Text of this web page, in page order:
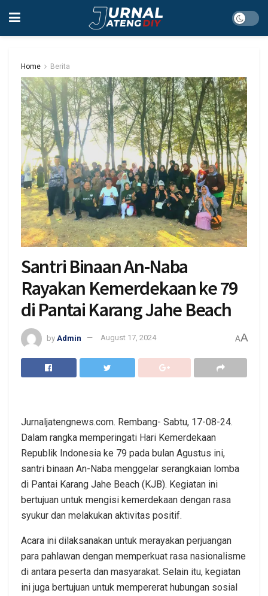
Home Berita
Santri Binaan An-Naba
Rayakan Kemerdekaan ke 79
di Pantai Karang Jahe Beach
by Admin August 17, 2024 AA
Jurnaljatengnews.com. Rembang- Sabtu, 17-08-24.
Dalam rangka memperingati Hari Kemerdekaan
Republik Indonesia ke 79 pada bulan Agustus ini,
santri binaan An-Naba menggelar serangkaian lomba
di Pantai Karang Jahe Beach (KJB). Kegiatan ini
bertujuan untuk mengisi kemerdekaan dengan rasa
syukur dan melakukan aktivitas positif.
Acara ini dilaksanakan untuk merayakan perjuangan
para pahlawan dengan memperkuat rasa nasionalisme
di antara peserta dan masyarakat. Selain itu, kegiatan
ini juga bertujuan untuk mempererat hubungan sosial